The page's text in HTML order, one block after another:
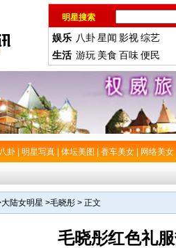
明星搜索
娱乐 八卦星闻 影视综艺
生活 游玩 美食 百味便民
卦 明星写真 体坛美图 香车美女 网络美女
大陆女明星 >毛晓彤 > 正文
毛晓彤红色礼